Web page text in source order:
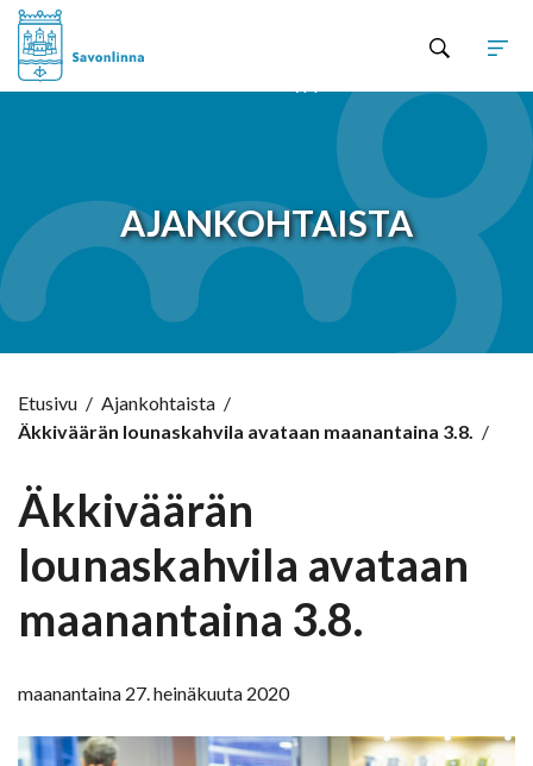
AJANKOHTAISTA
Etusivu / Ajankohtaista /
Äkkiväärän lounaskahvila avataan maanantaina 3.8. /
Äkkiväärän
lounaskahvila avataan
maanantaina 3.8.
maanantaina 27. heinäkuuta 2020